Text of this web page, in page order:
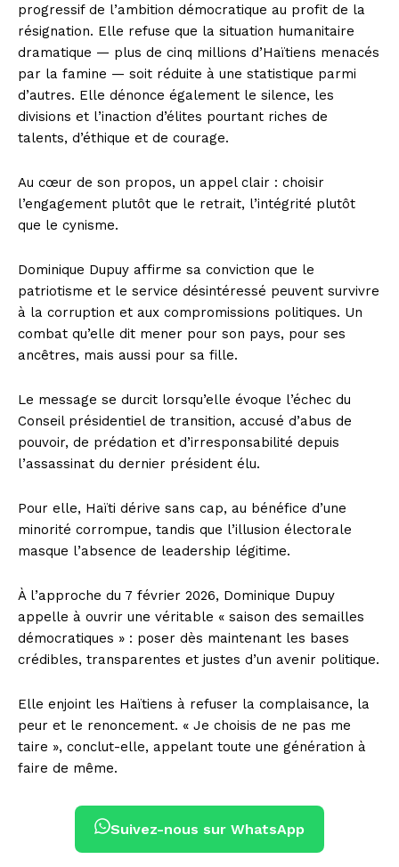
progressif de l’ambition démocratique au profit de la
résignation. Elle refuse que la situation humanitaire
dramatique — plus de cinq millions d’Haïtiens menacés
par la famine — soit réduite à une statistique parmi
d’autres. Elle dénonce également le silence, les
divisions et l’inaction d’élites pourtant riches de
talents, d’éthique et de courage.
Au cœur de son propos, un appel clair : choisir
l’engagement plutôt que le retrait, l’intégrité plutôt
que le cynisme.
Dominique Dupuy affirme sa conviction que le
patriotisme et le service désintéressé peuvent survivre
à la corruption et aux compromissions politiques. Un
combat qu’elle dit mener pour son pays, pour ses
ancêtres, mais aussi pour sa fille.
Le message se durcit lorsqu’elle évoque l’échec du
Conseil présidentiel de transition, accusé d’abus de
pouvoir, de prédation et d’irresponsabilité depuis
l’assassinat du dernier président élu.
Pour elle, Haïti dérive sans cap, au bénéfice d’une
minorité corrompue, tandis que l’illusion électorale
masque l’absence de leadership légitime.
À l’approche du 7 février 2026, Dominique Dupuy
appelle à ouvrir une véritable « saison des semailles
démocratiques » : poser dès maintenant les bases
crédibles, transparentes et justes d’un avenir politique.
Elle enjoint les Haïtiens à refuser la complaisance, la
peur et le renoncement. « Je choisis de ne pas me
taire », conclut-elle, appelant toute une génération à
faire de même.
Suivez-nous sur WhatsApp